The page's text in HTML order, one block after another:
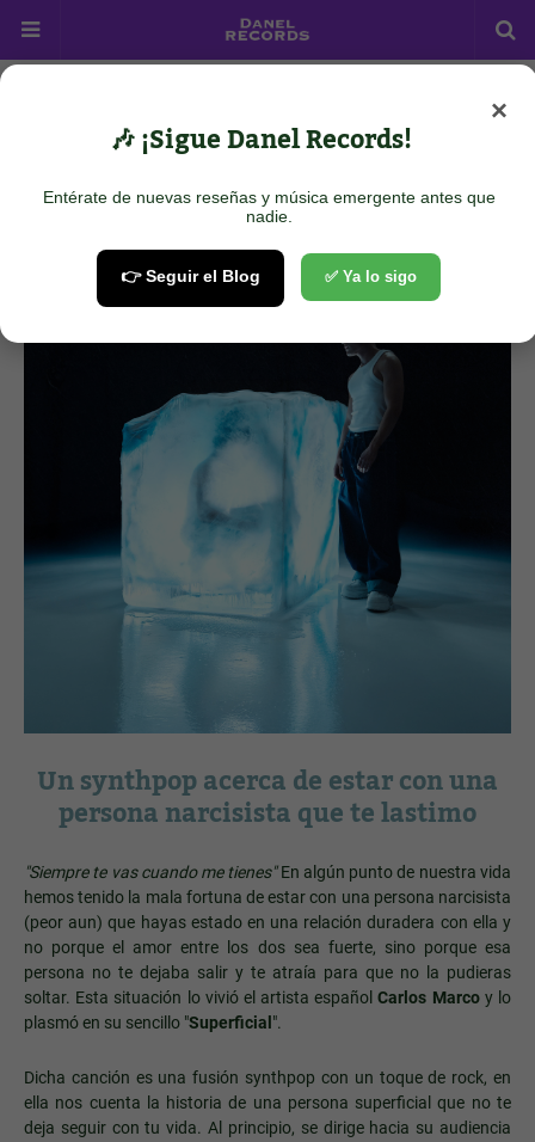
Carlos Marco - Superficial
March 08, 2026
Un synthpop acerca de estar con una
persona narcisista que te lastimo
"Siempre te vas cuando me tienes"En algún punto de nuestra vida
hemos tenido la mala fortuna de estar con una persona narcisista
(peor aun) que hayas estado en una relación duradera con ella y
no porque el amor entre los dos sea fuerte, sino porque esa
persona no te dejaba salir y te atraía para que no la pudieras
soltar. Esta situación lo vivió el artista españolCarlos Marcoy lo
plasmó en su sencillo "Superficial ".
Dicha canción es una fusión synthpop con un toque de rock, en
ella nos cuenta la historia de una persona superficial que no te
deja seguir con tu vida. Al principio, se dirige hacia su audiencia
×
🎶 ¡Sigue Danel Records!
Entérate de nuevas reseñas y música emergente antes que
nadie.
👉 Seguir el Blog ✅ Ya lo sigo